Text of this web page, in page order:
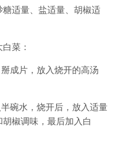
适量、盐适量、胡椒适
菜：
成片，放入烧开的高汤
碗水，烧开后，放入适量
椒调味，最后加入白